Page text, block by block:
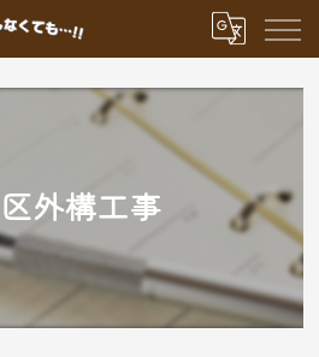
外構工事